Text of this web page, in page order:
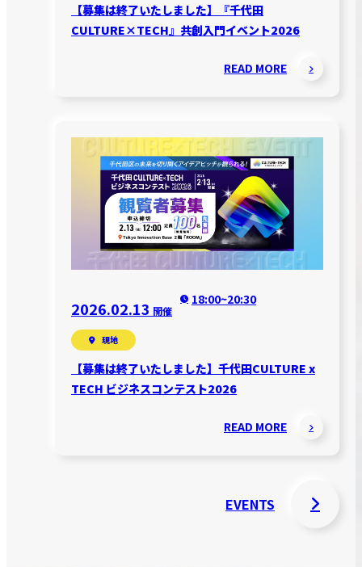
【募集は終了いたしました】『千代田
CULTURE×TECH』共創入門イベント2026
READ MORE
2026.02.13 開催
18:00~20:30
現地
【募集は終了いたしました】千代田CULTURE x
TECH ビジネスコンテスト2026
READ MORE
EVENTS